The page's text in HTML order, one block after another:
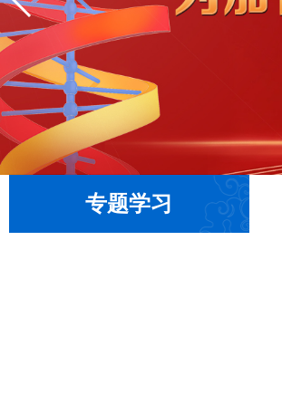
专题学习